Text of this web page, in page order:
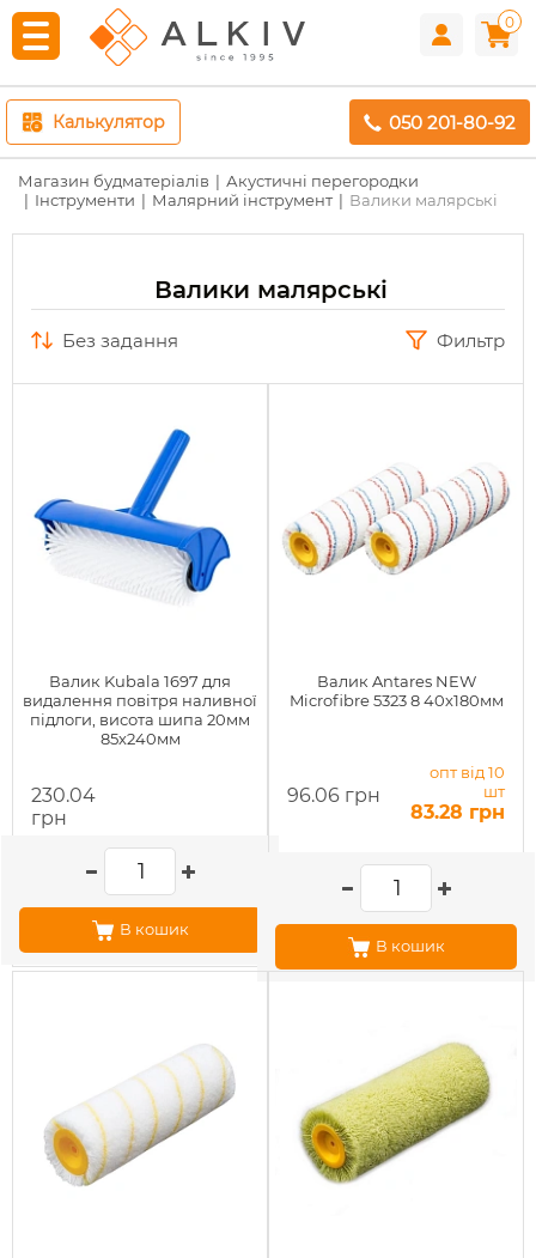
0
Калькулятор 050 201-80-92
Магазин будматеріалів
Акустичні перегородки
Інструменти
Малярний інструмент Валики малярські
Валики малярські
без задання Фильтр
Валик Kubala 1697 для
видалення повітря наливної
підлоги, висота шипа 20мм
85х240мм
230.04
грн
В кошик
Валик Antares NEW
Microfibre 5323 8 40х180мм
96.06 грн
опт від 10
шт
83.28 грн
В кошик